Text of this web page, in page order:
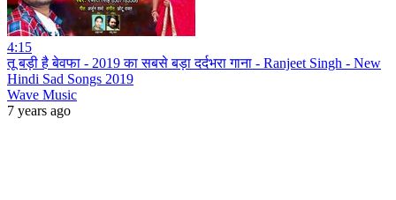
4:15
तू बड़ी है बेवफा - 2019 का सबसे बड़ा दर्दभरा गाना - Ranjeet Singh - New
Hindi Sad Songs 2019
Wave Music
7 years ago